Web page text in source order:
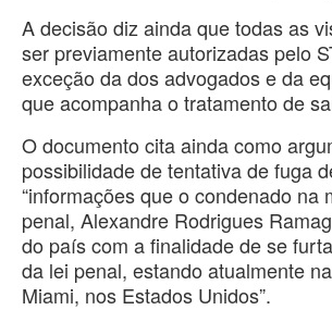
A decisão diz ainda que todas as
ser previamente autorizadas pelo
exceção da dos advogados e da
que acompanha o tratamento de
O documento cita ainda como
possibilidade de tentativa de fuga
“informações que o condenado na
penal, Alexandre Rodrigues
do país com a finalidade de se
da lei penal, estando atualmente
Miami, nos Estados Unidos”.